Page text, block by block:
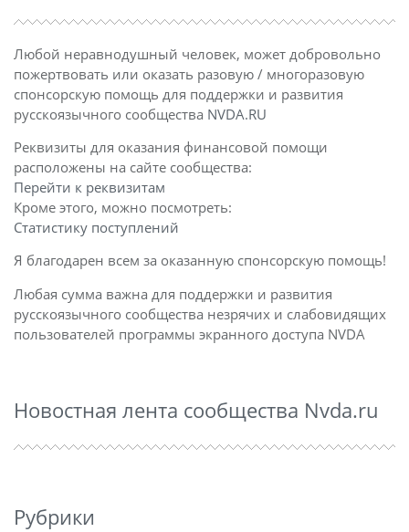
Любой неравнодушный человек, может добровольно
пожертвовать или оказать разовую / многоразовую
спонсорскую помощь для поддержки и развития
русскоязычного сообщества NVDA.RU
Реквизиты для оказания финансовой помощи
расположены на сайте сообщества:
Перейти к реквизитам
Кроме этого, можно посмотреть:
Статистику поступлений
Я благодарен всем за оказанную спонсорскую помощь!
Любая сумма важна для поддержки и развития
русскоязычного сообщества незрячих и слабовидящих
пользователей программы экранного доступа NVDA
Новостная лента сообщества Nvda.ru
Рубрики